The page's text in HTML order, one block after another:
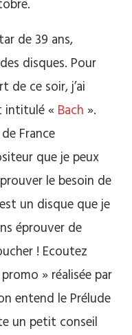
de 39 ans,
disques. Pour
de ce soir, j’ai
intitulé « Bach ».
France
que je peux
le besoin de
un disque que je
éprouver de
! Ecoutez
» réalisée par
entend le Prélude
un petit conseil